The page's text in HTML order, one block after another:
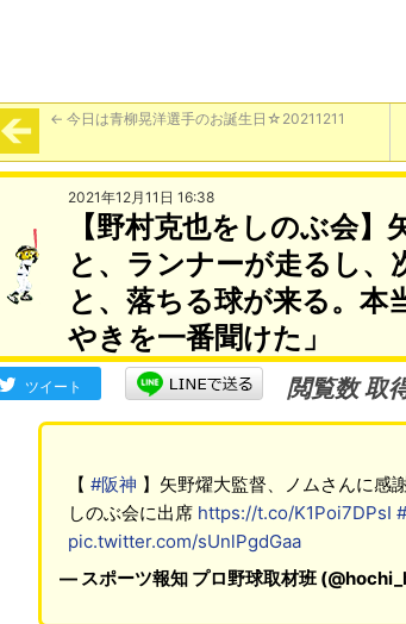
← 今日は青柳晃洋選手のお誕生日☆20211211
2021年12月11日 16:38
【野村克也をしのぶ会】
と、ランナーが走るし、
と、落ちる球が来る。本
やきを一番聞けた」
ツイート 閲覧数 取
【 #阪神 】矢野燿大監督、ノムさんに感
しのぶ会に出席 https://t.co/K1Poi7DPsI
pic.twitter.com/sUnlPgdGaa
— スポーツ報知 プロ野球取材班